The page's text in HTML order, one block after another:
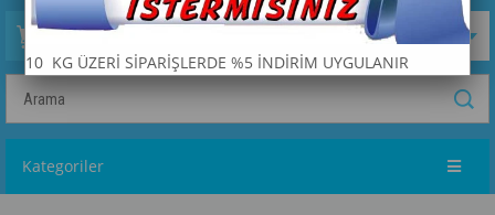
Kategoriler
10 KG ÜZERİ SİPARİŞLERDE %5 İNDİRİM UYGULANIR